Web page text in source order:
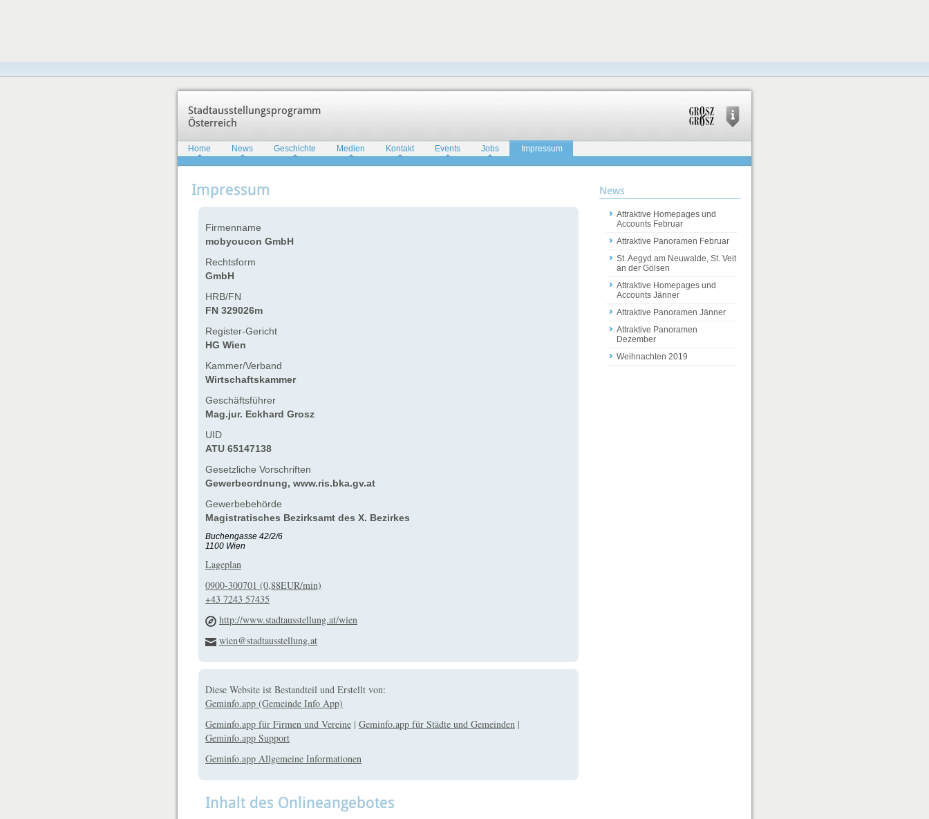
Stadtausstellungsprogramm
Österreich
Home News Geschichte Medien Kontakt Events Jobs Impressum
Impressum
Firmenname
mobyoucon GmbH
Rechtsform
GmbH
HRB/FN
FN 329026m
Register-Gericht
HG Wien
Kammer/Verband
Wirtschaftskammer
Geschäftsführer
Mag.jur. Eckhard Grosz
UID
ATU 65147138
Gesetzliche Vorschriften
Gewerbeordnung, www.ris.bka.gv.at
Gewerbebehörde
Magistratisches Bezirksamt des X. Bezirkes
Buchengasse 42/2/6
1100 Wien
Lageplan
0900-300701 (0,88EUR/min)
+43 7243 57435
http://www.stadtausstellung.at/wien
wien@stadtausstellung.at
Diese Website ist Bestandteil und Erstellt von:
Geminfo.app (Gemeinde Info App)
Geminfo.app für Firmen und Vereine | Geminfo.app für Städte und Gemeinden |
Geminfo.app Support
Geminfo.app Allgemeine Informationen
Inhalt des Onlineangebotes
News
Attraktive Homepages und
Accounts Februar
Attraktive Panoramen Februar
St. Aegyd am Neuwalde, St. Veit
an der Gölsen
Attraktive Homepages und
Accounts Jänner
Attraktive Panoramen Jänner
Attraktive Panoramen
Dezember
Weihnachten 2019